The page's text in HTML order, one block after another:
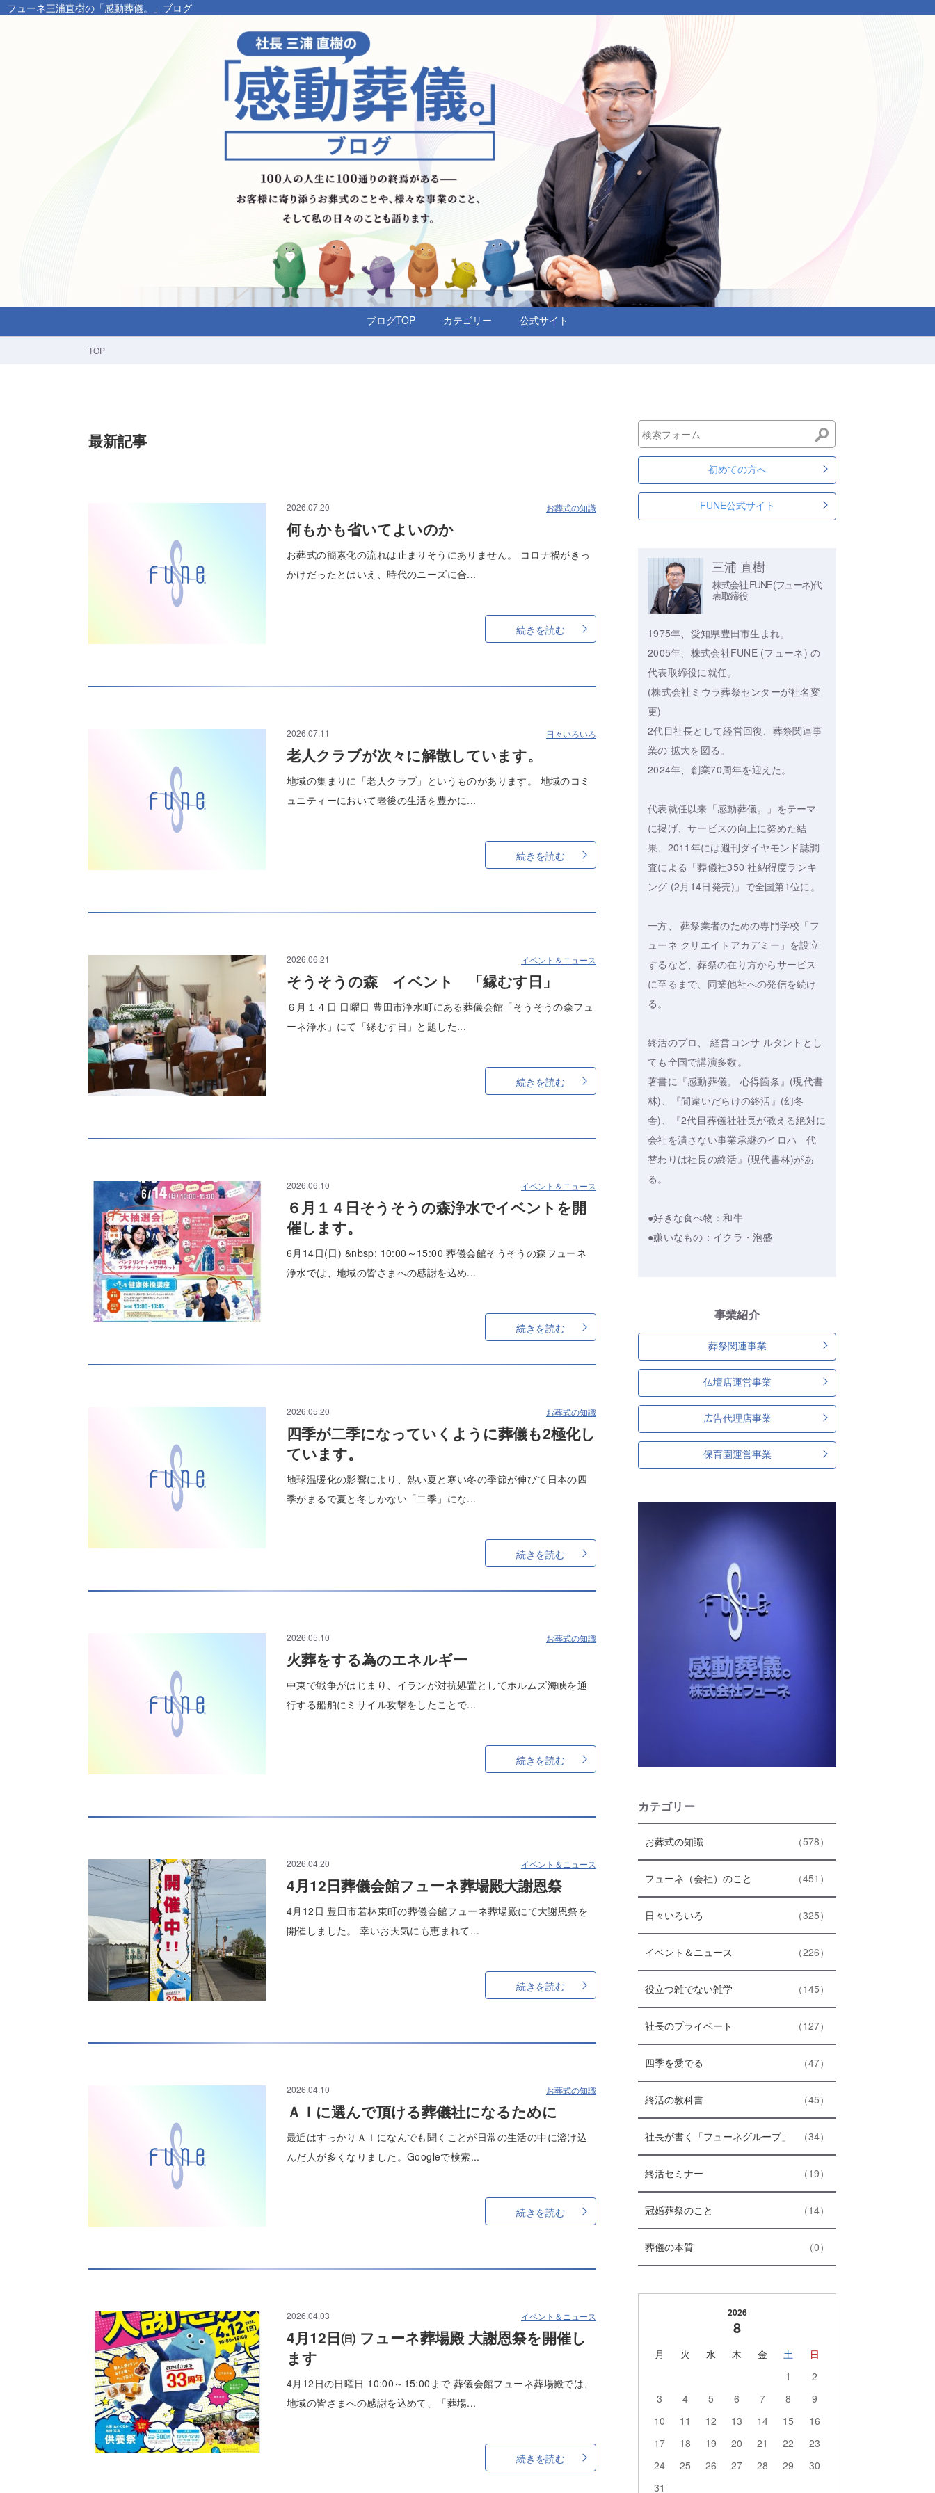
フューネ三浦直樹の「感動葬儀。」ブログ
ブログTOP カテゴリー 公式サイト
TOP
最新記事
2026.07.20 お葬式の知識
何もかも省いてよいのか
お葬式の簡素化の流れは止まりそうにありません。 コロナ禍がきっ
かけだったとはいえ、時代のニーズに合...
続きを読む
2026.07.11 日々いろいろ
老人クラブが次々に解散しています。
地域の集まりに「老人クラブ」というものがあります。 地域のコミ
ュニティーにおいて老後の生活を豊かに...
続きを読む
2026.06.21 イベント＆ニュース
そうそうの森 イベント 「縁むす日」
６月１４日 日曜日 豊田市浄水町にある葬儀会館「そうそうの森フュ
ーネ浄水」にて「縁むす日」と題した...
続きを読む
2026.06.10 イベント＆ニュース
６月１４日そうそうの森浄水でイベントを開
催します。
6月14日(日) &nbsp; 10:00～15:00 葬儀会館そうそうの森フューネ
浄水では、地域の皆さまへの感謝を込め...
続きを読む
2026.05.20 お葬式の知識
四季が二季になっていくように葬儀も2極化し
ています。
地球温暖化の影響により、熱い夏と寒い冬の季節が伸びて日本の四
季がまるで夏と冬しかない「二季」にな...
続きを読む
2026.05.10 お葬式の知識
火葬をする為のエネルギー
中東で戦争がはじまり、イランが対抗処置としてホルムズ海峡を通
行する船舶にミサイル攻撃をしたことで...
続きを読む
2026.04.20 イベント＆ニュース
4月12日葬儀会館フューネ葬場殿大謝恩祭
4月12日 豊田市若林東町の葬儀会館フューネ葬場殿にて大謝恩祭を
開催しました。 幸いお天気にも恵まれて...
続きを読む
2026.04.10 お葬式の知識
ＡＩに選んで頂ける葬儀社になるために
最近はすっかりＡＩになんでも聞くことが日常の生活の中に溶け込
んだ人が多くなりました。Googleで検索...
続きを読む
2026.04.03 イベント＆ニュース
4月12日㈰ フューネ葬場殿 大謝恩祭を開催し
ます
4月12日の日曜日 10:00～15:00まで 葬儀会館フューネ葬場殿では、
地域の皆さまへの感謝を込めて、「葬場...
続きを読む
初めての方へ
FUNE公式サイト
三浦 直樹
株式会社 FUNE (フューネ)代
表取締役
1975年、愛知県豊田市生まれ。
2005年、株式会社FUNE (フューネ) の
代表取締役に就任。
(株式会社ミウラ葬祭センターが社名変
更)
2代目社長として経営回復、葬祭関連事
業の 拡大を図る。
2024年、創業70周年を迎えた。
代表就任以来「感動葬儀。」をテーマ
に掲げ、サービスの向上に努めた結
果、2011年には週刊ダイヤモンド誌調
査による「葬儀社350 社納得度ランキ
ング (2月14日発売)」で全国第1位に。
一方、 葬祭業者のための専門学校「フ
ューネ クリエイトアカデミー」を設立
するなど、葬祭の在り方からサービス
に至るまで、同業他社への発信を続け
る。
終活のプロ、 経営コンサ ルタントとし
ても全国で講演多数。
著書に『感動葬儀。 心得箇条』(現代書
林)、『間違いだらけの終活』(幻冬
舎)、『2代目葬儀社社長が教える絶対に
会社を潰さない事業承継のイロハ 代
替わりは社長の終活』(現代書林)があ
る。
●好きな食べ物：和牛
●嫌いなもの：イクラ・泡盛
事業紹介
葬祭関連事業
仏壇店運営事業
広告代理店事業
保育園運営事業
カテゴリー
お葬式の知識
リ
ー
578
フューネ（会社）のこと
ー
451
日々いろいろ
リ
ー
数
325
イベント＆ニュース
リ
ー
226
役立つ雑でない雑学エ
ー
145
件
社長のプライベート
ー
127
四季を愛でる
リ
ー
数
47
終活の教科書エ
リ
ー
45
件
社長が書く「フューネグループ」
ー
34
終活セミナー
リ
ー
19
冠婚葬祭のこと
ー
14
葬儀の本質エ
0
件
2026
8
月 火 水 木 金 土
日
1
2
3
4 5 6 7 8
9
10
11 12 13 14 15
16
17
18 19 20 21 22
23
24
25 26 27 28 29
30
31